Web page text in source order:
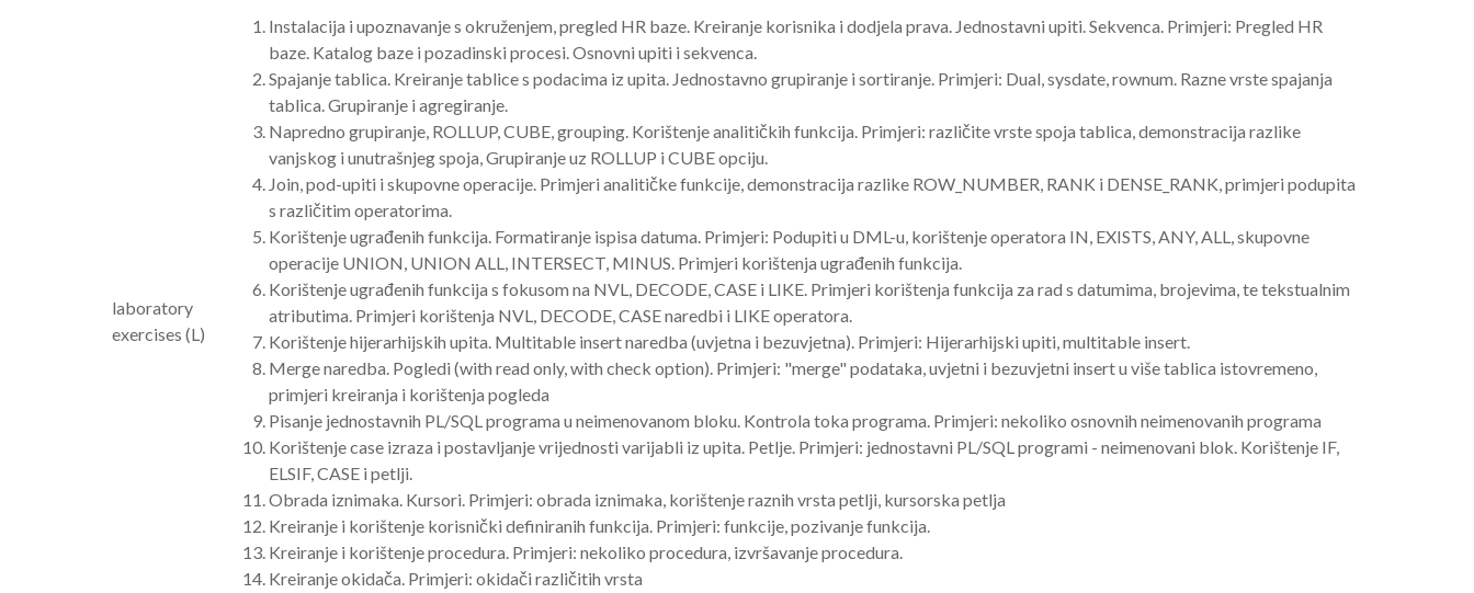
laboratory
exercises (L)
Instalacija i upoznavanje s okruženjem, pregled HR baze. Kreiranje korisnika i dodjela prava. Jednostavni upiti. Sekvenca. Primjeri: Pregled HR
baze. Katalog baze i pozadinski procesi. Osnovni upiti i sekvenca.
Spajanje tablica. Kreiranje tablice s podacima iz upita. Jednostavno grupiranje i sortiranje. Primjeri: Dual, sysdate, rownum. Razne vrste spajanja
tablica. Grupiranje i agregiranje.
Napredno grupiranje, ROLLUP, CUBE, grouping. Korištenje analitičkih funkcija. Primjeri: različite vrste spoja tablica, demonstracija razlike
vanjskog i unutrašnjeg spoja, Grupiranje uz ROLLUP i CUBE opciju.
Join, pod-upiti i skupovne operacije. Primjeri analitičke funkcije, demonstracija razlike ROW_NUMBER, RANK i DENSE_RANK, primjeri podupita
s različitim operatorima.
Korištenje ugrađenih funkcija. Formatiranje ispisa datuma. Primjeri: Podupiti u DML-u, korištenje operatora IN, EXISTS, ANY, ALL, skupovne
operacije UNION, UNION ALL, INTERSECT, MINUS. Primjeri korištenja ugrađenih funkcija.
Korištenje ugrađenih funkcija s fokusom na NVL, DECODE, CASE i LIKE. Primjeri korištenja funkcija za rad s datumima, brojevima, te tekstualnim
atributima. Primjeri korištenja NVL, DECODE, CASE naredbi i LIKE operatora.
Korištenje hijerarhijskih upita. Multitable insert naredba (uvjetna i bezuvjetna). Primjeri: Hijerarhijski upiti, multitable insert.
Merge naredba. Pogledi (with read only, with check option). Primjeri: "merge" podataka, uvjetni i bezuvjetni insert u više tablica istovremeno,
primjeri kreiranja i korištenja pogleda
Pisanje jednostavnih PL/SQL programa u neimenovanom bloku. Kontrola toka programa. Primjeri: nekoliko osnovnih neimenovanih programa
Korištenje case izraza i postavljanje vrijednosti varijabli iz upita. Petlje. Primjeri: jednostavni PL/SQL programi - neimenovani blok. Korištenje IF,
ELSIF, CASE i petlji.
Obrada iznimaka. Kursori. Primjeri: obrada iznimaka, korištenje raznih vrsta petlji, kursorska petlja
Kreiranje i korištenje korisnički definiranih funkcija. Primjeri: funkcije, pozivanje funkcija.
Kreiranje i korištenje procedura. Primjeri: nekoliko procedura, izvršavanje procedura.
Kreiranje okidača. Primjeri: okidači različitih vrsta